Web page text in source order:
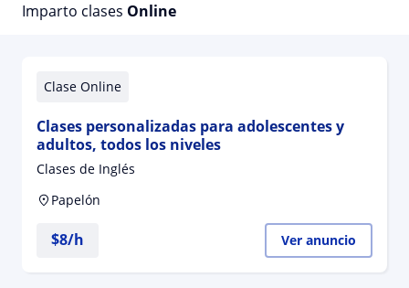
Imparto clases Online
Clase Online
Clases personalizadas para adolescentes y
adultos, todos los niveles
Clases de Inglés
Papelón
$8/h Ver anuncio